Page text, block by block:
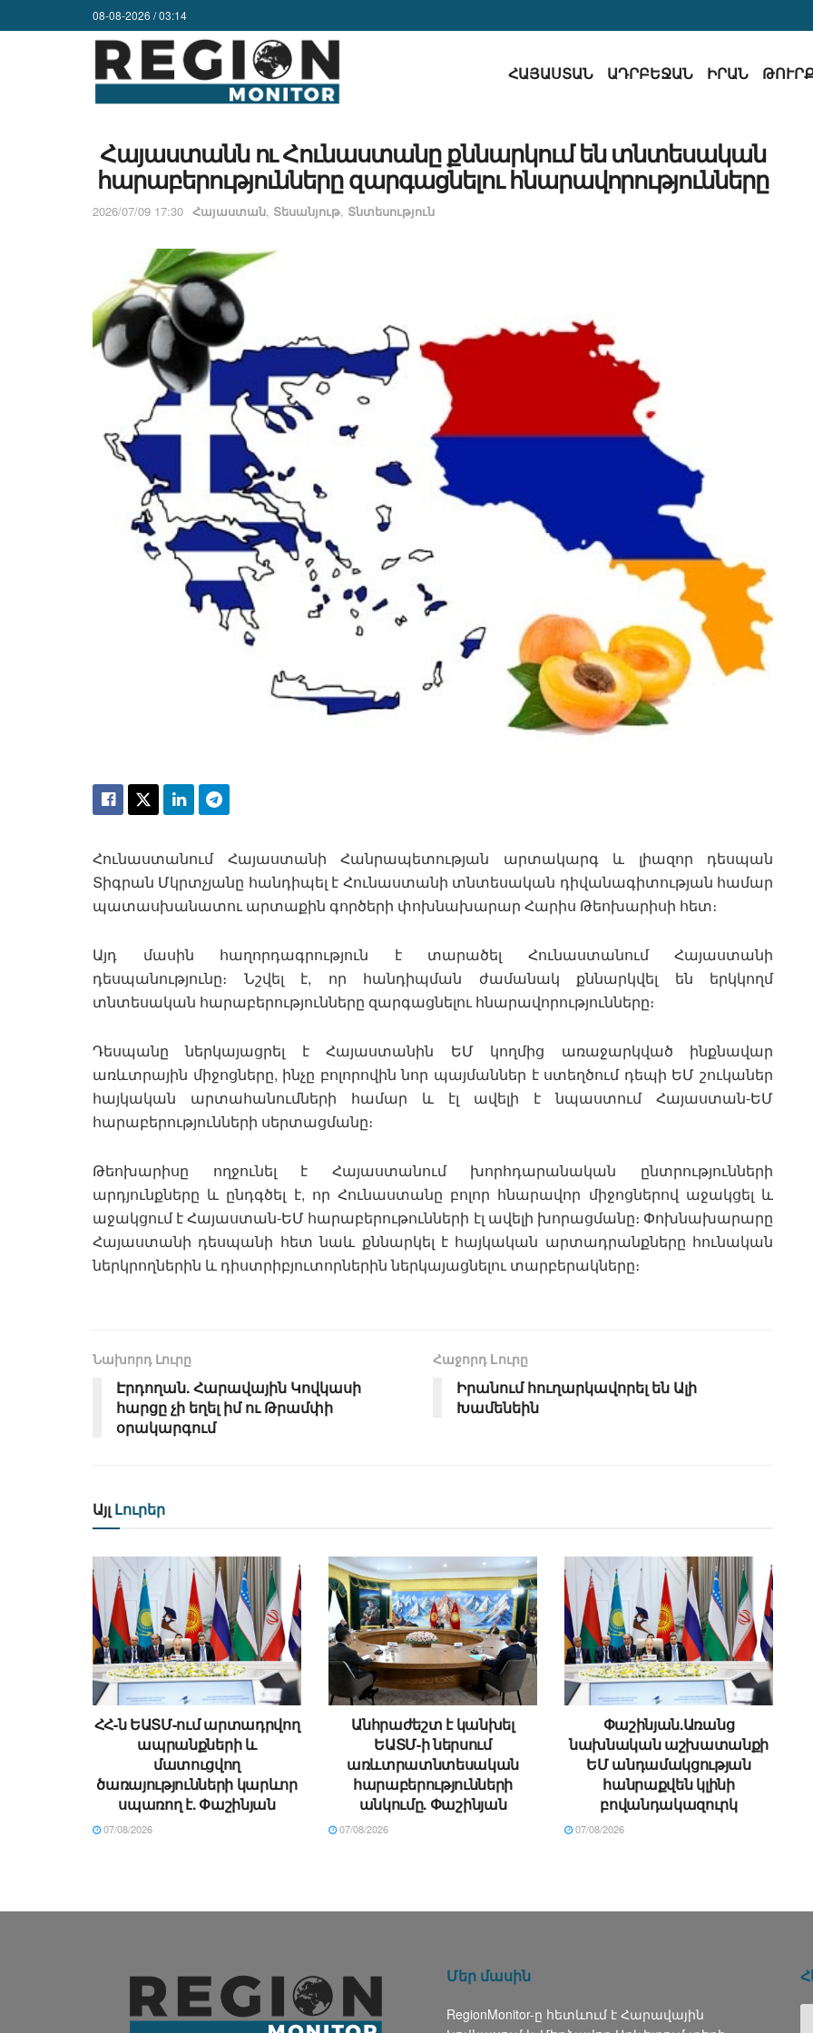
08-08-2026 / 03:14
ՀԱՅԱՍՏԱՆ ԱԴՐԲԵՋԱՆ ԻՐԱՆ
Հայաստանն ու Հունաստանը քննարկում են տնտեսական
հարաբերությունները զարգացնելու հնարավորությունները
2026/07/09 17:30 Հայաստան, Տեսանյութ, Տնտեսություն
Հունաստանում Հայաստանի Հանրապետության արտակարգ և լիազոր դեսպան
Տիգրան Մկրտչյանը հանդիպել է Հունաստանի տնտեսական դիվանագիտության համար
պատասխանատու արտաքին գործերի փոխնախարար Հարիս Թեոխարիսի հետ։
Այդ մասին հաղորդագրություն է տարածել Հունաստանում Հայաստանի
դեսպանությունը։ Նշվել է, որ հանդիպման ժամանակ քննարկվել են երկկողմ
տնտեսական հարաբերությունները զարգացնելու հնարավորությունները։
Դեսպանը ներկայացրել է Հայաստանին ԵՄ կողմից առաջարկված ինքնավար
առևտրային միջոցները, ինչը բոլորովին նոր պայմաններ է ստեղծում դեպի ԵՄ շուկաներ
հայկական արտահանումների համար և էլ ավելի է նպաստում Հայաստան-ԵՄ
հարաբերությունների սերտացմանը։
Թեոխարիսը ողջունել է Հայաստանում խորհդարանական ընտրությունների
արդյունքները և ընդգծել է, որ Հունաստանը բոլոր հնարավոր միջոցներով աջակցել և
աջակցում է Հայաստան-ԵՄ հարաբերութունների էլ ավելի խորացմանը։ Փոխնախարարը
Հայաստանի դեսպանի հետ նաև քննարկել է հայկական արտադրանքները հունական
ներկրողներին և դիստրիբյուտորներին ներկայացնելու տարբերակները։
Նախորդ Լուրը
Էրդողան. Հարավային Կովկասի
հարցը չի եղել իմ ու Թրամփի
օրակարգում
Հաջորդ Lուրը
Իրանում հուղարկավորել են Ալի
Խամենեին
Այլ Լուրեր
ՀՀ-ն ԵԱՏՄ-ում արտադրվող
ապրանքների և
մատուցվող
ծառայությունների կարևոր
սպառող է. Փաշինյան
07/08/2026
Անհրաժեշտ է կանխել
ԵԱՏՄ-ի ներսում
առևտրատնտեսական
հարաբերությունների
անկումը. Փաշինյան
07/08/2026
Փաշինյան.Առանց
նախնական աշխատանքի
ԵՄ անդամակցության
հանրաքվեն կլինի
բովանդակազուրկ
07/08/2026
Մեր մասին
RegionMonitor-ը հետևում է Հարավային